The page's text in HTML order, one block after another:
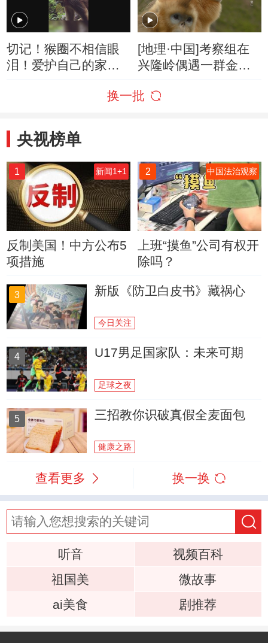
切记！猴圈不相信眼
泪！爱护自己的家庭
[地理·中国]考察组在
兴隆岭偶遇一群金丝
换一批
央视榜单
1 新闻1+1
反制美国！中方公布5
项措施
2 中国法治观察
上班“摸鱼”公司有权开
除吗？
3 新版《防卫白皮书》藏祸心
今日关注
4 U17男足国家队：未来可期
足球之夜
5 三招教你识破真假全麦面包
健康之路
查看更多 换一换
听音
视频百科
祖国美
微故事
ai美食
剧推荐